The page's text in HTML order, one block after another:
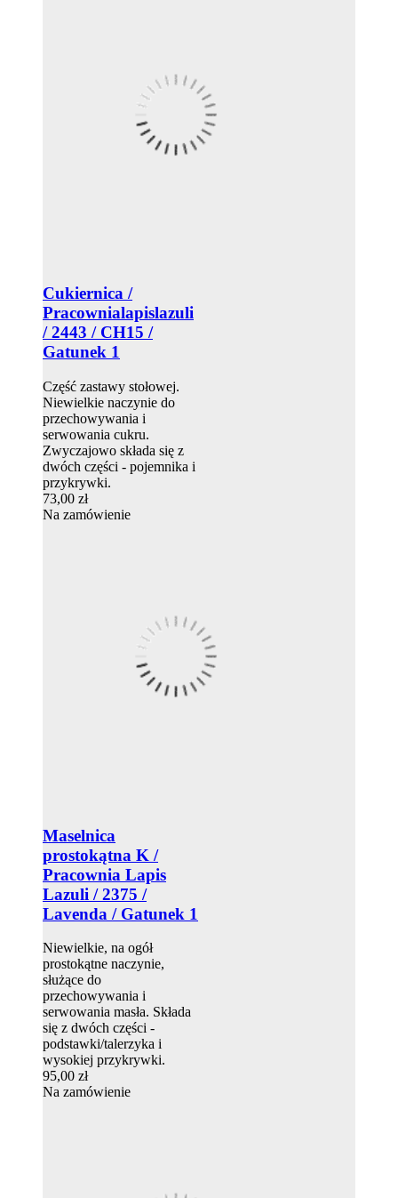
Cukiernica /
Pracownialapislazuli
/ 2443 / CH15 /
Gatunek 1
Część zastawy stołowej.
Niewielkie naczynie do
przechowywania i
serwowania cukru.
Zwyczajowo składa się z
dwóch części - pojemnika i
przykrywki.
73,00 zł
Na zamówienie
Maselnica
prostokątna K /
Pracownia Lapis
Lazuli / 2375 /
Lavenda / Gatunek 1
Niewielkie, na ogół
prostokątne naczynie,
służące do
przechowywania i
serwowania masła. Składa
się z dwóch części -
podstawki/talerzyka i
wysokiej przykrywki.
95,00 zł
Na zamówienie